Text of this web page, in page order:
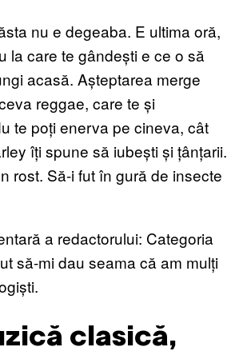
nu e degeaba. E ultima oră,
la care te gândești e ce o să
acasă. Așteptarea merge
reggae, care te și
te poți enerva pe cineva, cât
îți spune să iubești și țânțarii.
rost. Să-i fut în gură de insecte
a redactorului: Categoria
să-mi dau seama că am mulți
clasică,